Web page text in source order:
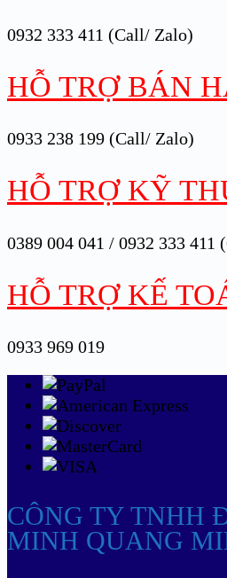
0932 333 411 (Call/ Zalo)
HỖ TRỢ BÁN
0933 238 199 (Call/ Zalo)
HỖ TRỢ KỸ
0389 004 041 / 0932 333 411
HỖ TRỢ KẾ
0933 969 019
CÔNG TY TNHH
MINH QUANG